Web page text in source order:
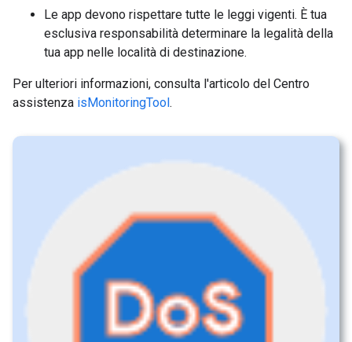
Le app devono rispettare tutte le leggi vigenti. È tua
esclusiva responsabilità determinare la legalità della
tua app nelle località di destinazione.
Per ulteriori informazioni, consulta l'articolo del Centro
assistenza isMonitoringTool.